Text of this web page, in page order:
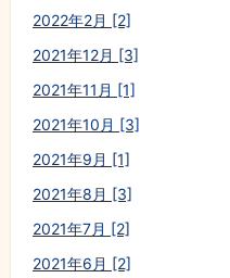
2022年2月 [2]
2021年12月 [3]
2021年11月 [1]
2021年10月 [3]
2021年9月 [1]
2021年8月 [3]
2021年7月 [2]
2021年6月 [2]